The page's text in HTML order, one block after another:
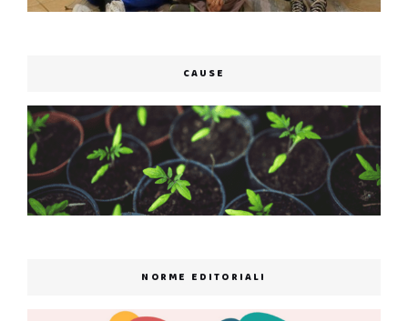
CAUSE
NORME EDITORIALI